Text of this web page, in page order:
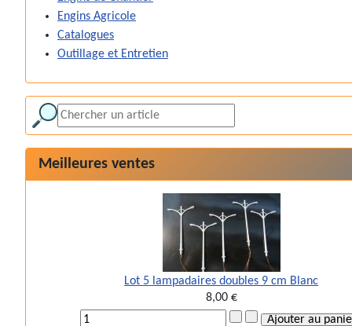
Engins Agricole
Catalogues
Outillage et Entretien
Meilleures ventes
Lot 5 lampadaires doubles 9 cm Blanc
8,00 €